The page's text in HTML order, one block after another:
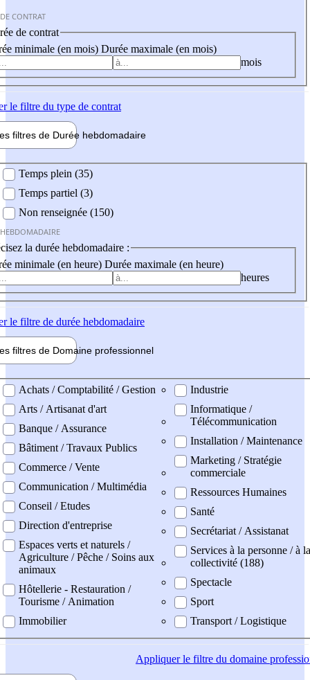
CONTRAT
de contrat
minimale (en mois) Durée maximale (en mois)
mois
le filtre du type de contrat
filtres de Durée hebdomadaire
Temps plein (35)
Temps partiel (3)
Non renseignée (150)
la durée hebdomadaire :
minimale (en heure) Durée maximale (en heure)
heures
le filtre de durée hebdomadaire
filtres de Domaine professionnel
professionel
Achats / Comptabilité / Gestion
Arts / Artisanat d'art
Banque / Assurance
Bâtiment / Travaux Publics
Commerce / Vente
Communication / Multimédia
Conseil / Etudes
Direction d'entreprise
Espaces verts et naturels /
Agriculture / Pêche / Soins aux
animaux
Hôtellerie - Restauration /
Tourisme / Animation
Immobilier
Industrie
Informatique /
Télécommunication
Installation / Maintenance
Marketing / Stratégie
commerciale
Ressources Humaines
Santé
Secrétariat / Assistanat
Services à la personne / à la
collectivité (188)
Spectacle
Sport
Transport / Logistique
Appliquerle filtre du domaine